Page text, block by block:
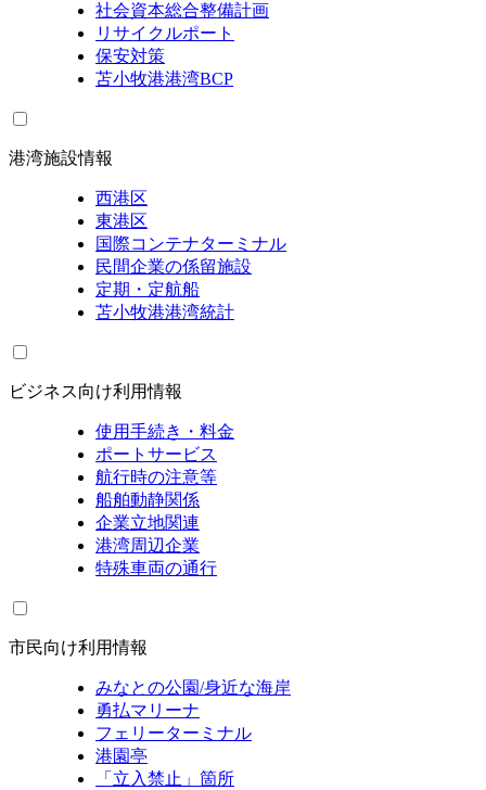
社会資本総合整備計画
リサイクルポート
保安対策
苫小牧港港湾BCP
港湾施設情報
西港区
東港区
国際コンテナターミナル
民間企業の係留施設
定期・定航船
苫小牧港港湾統計
ビジネス向け利用情報
使用手続き・料金
ポートサービス
航行時の注意等
船舶動静関係
企業立地関連
港湾周辺企業
特殊車両の通行
市民向け利用情報
みなとの公園/身近な海岸
勇払マリーナ
フェリーターミナル
港園亭
「立入禁止」箇所